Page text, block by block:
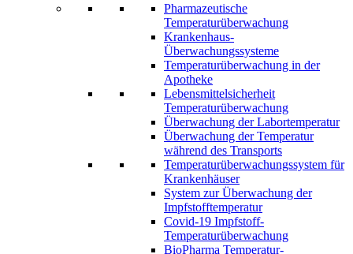
Pharmazeutische
Temperaturüberwachung
Krankenhaus-
Überwachungssysteme
Temperaturüberwachung in der
Apotheke
Lebensmittelsicherheit
Temperaturüberwachung
Überwachung der Labortemperatur
Überwachung der Temperatur
während des Transports
Temperaturüberwachungssystem für
Krankenhäuser
System zur Überwachung der
Impfstofftemperatur
Covid-19 Impfstoff-
Temperaturüberwachung
BioPharma Temperatur-